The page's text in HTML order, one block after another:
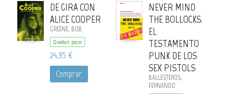
DE GIRA CON
ALICE COOPER
GREENE, BOB
Quedan pocos
24,95 €
Comprar
NEVER MIND
THE BOLLOCKS.
EL
TESTAMENTO
PUNK DE LOS
SEX PISTOLS
BALLESTEROS,
FERNANDO